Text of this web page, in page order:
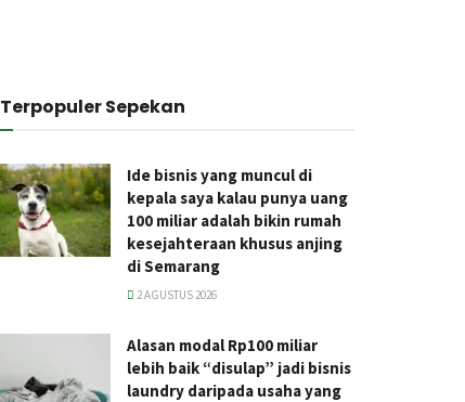
Terpopuler Sepekan
Ide bisnis yang muncul di
kepala saya kalau punya uang
100 miliar adalah bikin rumah
kesejahteraan khusus anjing
di Semarang
2 AGUSTUS 2026
Alasan modal Rp100 miliar
lebih baik “disulap” jadi bisnis
laundry daripada usaha yang